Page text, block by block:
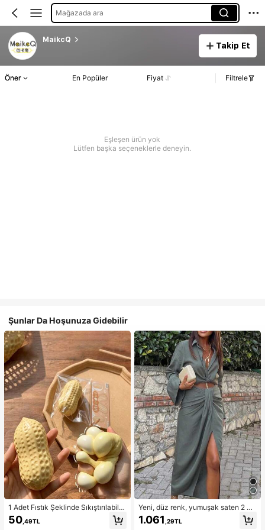
Mağazada ara
MaikcQ
Takip Et
Öner En Popüler Fiyat Filtrele
Eşleşen ürün yok
Lütfen başka seçeneklerle deneyin.
Şunlar Da Hoşunuza Gidebilir
1 Adet Fıstık Şeklinde Sıkıştırılabilir
Stres Oyuncağı, Ofis Rahatlaması v
e Parti Etkileşimi İçin Uygun, Doğu
50 ,49TL
Yeni, düz renk, yumuşak saten 2 pa
rçalı takım, ilkbahar/yaz ev giyimi, i
şe gidip gelme, müzik festivalleri ve
1.061 ,29TL